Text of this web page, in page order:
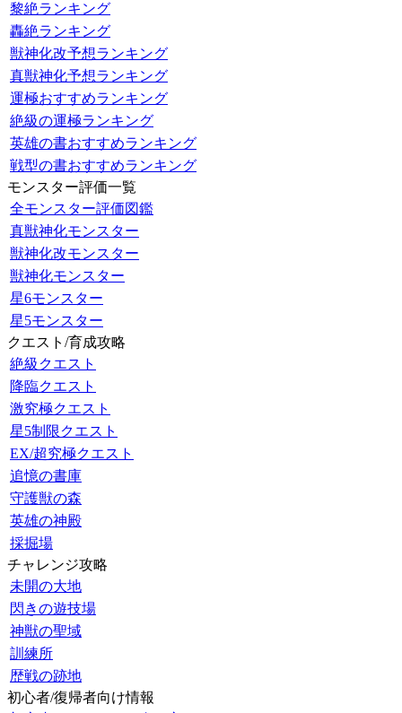
黎絶ランキング
轟絶ランキング
獣神化改予想ランキング
真獣神化予想ランキング
運極おすすめランキング
絶級の運極ランキング
英雄の書おすすめランキング
戦型の書おすすめランキング
モンスター評価一覧
全モンスター評価図鑑
真獣神化モンスター
獣神化改モンスター
獣神化モンスター
星6モンスター
星5モンスター
クエスト/育成攻略
絶級クエスト
降臨クエスト
激究極クエスト
星5制限クエスト
EX/超究極クエスト
追憶の書庫
守護獣の森
英雄の神殿
採掘場
チャレンジ攻略
未開の大地
閃きの遊技場
神獣の聖域
訓練所
歴戦の跡地
初心者/復帰者向け情報